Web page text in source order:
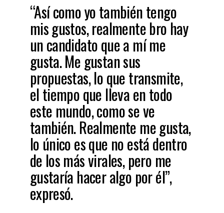
“Así como yo también tengo
mis gustos, realmente bro hay
un candidato que a mí me
gusta. Me gustan sus
propuestas, lo que transmite,
el tiempo que lleva en todo
este mundo, como se ve
también. Realmente me gusta,
lo único es que no está dentro
de los más virales, pero me
gustaría hacer algo por él”,
expresó.